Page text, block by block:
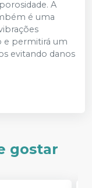
A
é uma
e permitirá um
evitando danos
gostar